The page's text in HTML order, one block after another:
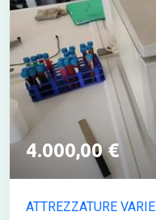
4.000,00 €
ATTREZZATURE VARIE